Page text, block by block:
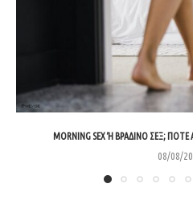
MORNING SEX Ή ΒΡΑΔΙΝΌ ΣΕΞ;
08/08/